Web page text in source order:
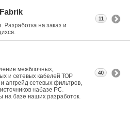
Разработка на заказ и
11
межблочных,
и сетевых кабелей ТОР
апгрейд сетевых фильтров,
набазе РС.
на базе наших разработок.
40